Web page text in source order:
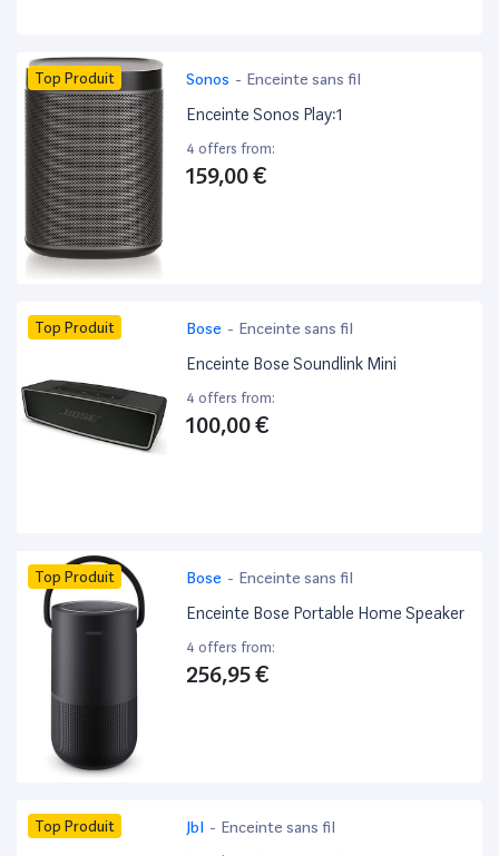
Top Produit Sonos - Enceinte sans fil
Enceinte Sonos Play:1
4 offers from:
159,00 €
Top Produit Bose - Enceinte sans fil
Enceinte Bose Soundlink Mini
4 offers from:
100,00 €
Top Produit Bose - Enceinte sans fil
Enceinte Bose Portable Home Speaker
4 offers from:
256,95 €
Top Produit Jbl - Enceinte sans fil